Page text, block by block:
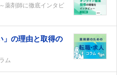
薬剤師に徹底インタビ
」の理由と取得の
ム